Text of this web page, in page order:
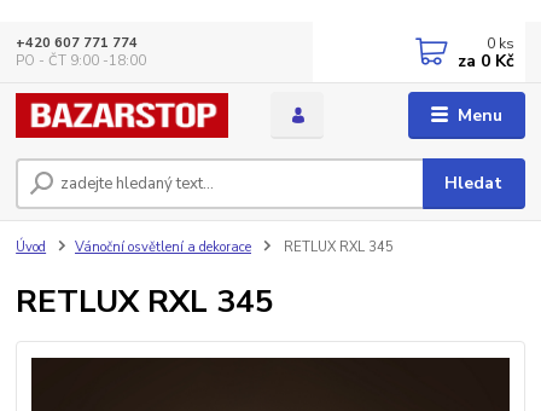
Menu
Hledat
+420 607 771 774
PO - ČT 9:00 -18:00
0 ks
za 0 Kč
Úvod Vánoční osvětlení a dekorace RETLUX RXL 345
RETLUX RXL 345